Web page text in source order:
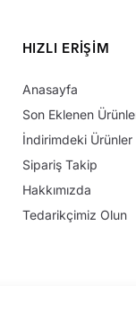
HIZLI ERIŞIM
Anasayfa
Son Eklenen
İndirimdeki Ürünler
Sipariş Takip
Hakkımızda
Tedarikçimiz Olun